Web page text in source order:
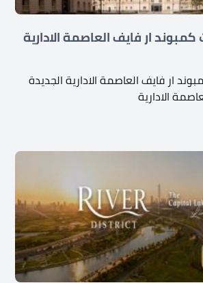
ار فايف العاصمة الادارية
ار فايف العاصمة الادارية الجديدة
الادارية